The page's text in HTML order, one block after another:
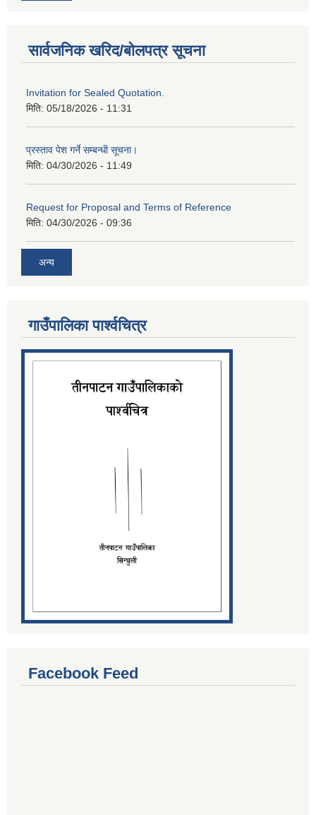
सार्वजनिक खरिद/बोलपत्र सूचना
Invitation for Sealed Quotation.
मिति: 05/18/2026 - 11:31
प्रस्ताव पेश गर्ने सम्बन्धी सूचना।
मिति: 04/30/2026 - 11:49
Request for Proposal and Terms of Reference
मिति: 04/30/2026 - 09:36
अन्य
गाउँपालिका पार्श्‍वचित्र
Facebook Feed